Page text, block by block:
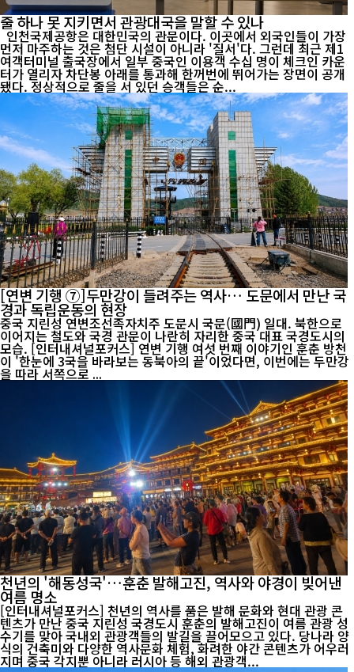
줄 하나 못 지키면서 관광대국을 말할 수 있나
인천국제공항은 대한민국의 관문이다. 이곳에서 외국인들이 가장
먼저 마주하는 것은 첨단 시설이 아니라 '질서'다. 그런데 최근 제1
여객터미널 출국장에서 일부 중국인 이용객 수십 명이 체크인 카운
터가 열리자 차단봉 아래를 통과해 한꺼번에 뛰어가는 장면이 공개
됐다. 정상적으로 줄을 서 있던 승객들은 순...
[연변 기행 ⑦]두만강이 들려주는 역사… 도문에서 만난 국
경과 독립운동의 현장
중국 지린성 연변조선족자치주 도문시 국문(國門) 일대. 북한으로
이어지는 철도와 국경 관문이 나란히 자리한 중국 대표 국경도시의
모습. [인터내셔널포커스] 연변 기행 여섯 번째 이야기인 훈춘 방천
이 '한눈에 3국을 바라보는 동북아의 끝'이었다면, 이번에는 두만강
을 따라 서쪽으로 ...
천년의 '해동성국'…훈춘 발해고진, 역사와 야경이 빚어낸
여름 명소
[인터내셔널포커스] 천년의 역사를 품은 발해 문화와 현대 관광 콘
텐츠가 만난 중국 지린성 국경도시 훈춘의 발해고진이 여름 관광 성
수기를 맞아 국내외 관광객들의 발길을 끌어모으고 있다. 당나라 양
식의 건축미와 다양한 역사문화 체험, 화려한 야간 콘텐츠가 어우러
지며 중국 각지뿐 아니라 러시아 등 해외 관광객...